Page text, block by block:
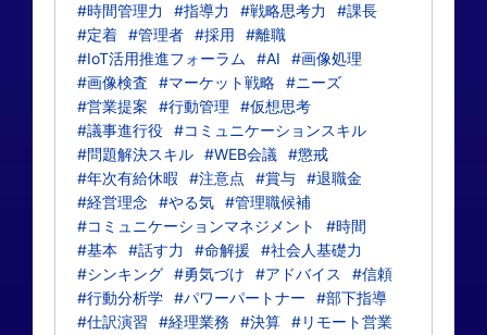
#時間管理力
#指導力 #戦略思考力
#課長
#定着 #管理者 #採用
#離職
#IoT活用推進フォーラム
#AI
#画像処理
#画像検査
#マーケット戦略 #ニーズ
#営業提案
#行動管理
#仮想思考
#議事進行役 #コミュニケーションスキル
#問題解決スキル #WEB会議
#懲戒
#年次有給休暇
#注意点 #賞与 #退職金
#経営理念 #やる気 #管理職候補
#コミュニケーションマネジメント
#時間
#基本
#話す力 #命解援
#社会人基礎力
#シンキング #勇気づけ #アドバイス
#信頼
#行動分析学 #パワーパートナー
#部下指導
#仕訳演習
#経理業務 #決算 #リモート営業